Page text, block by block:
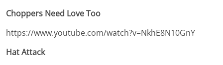
Choppers Need Love Too
https://www.youtube.com/watch?v=NkhE8N10GnY
Hat Attack